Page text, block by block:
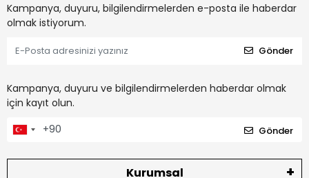
Kampanya, duyuru, bilgilendirmelerden e-posta ile haberdar
olmak istiyorum.
Gönder
Kampanya, duyuru ve bilgilendirmelerden haberdar olmak
için kayıt olun.
Gönder
Kurumsal